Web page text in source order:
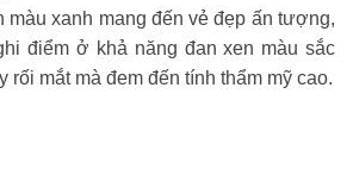
màu xanh mang đến vẻ đẹp ấn tượng,
điểm ở khả năng đan xen màu sắc
rối mắt mà đem đến tính thẩm mỹ cao.